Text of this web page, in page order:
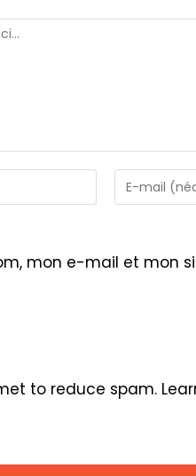
Enter
your
to
mon e-mail et mon
to reduce spam.